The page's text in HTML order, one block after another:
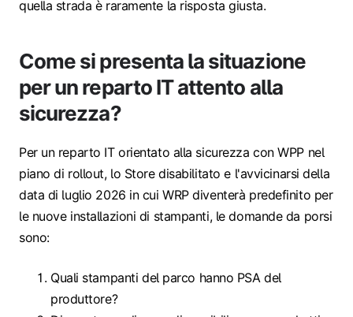
quella strada è raramente la risposta giusta.
Come si presenta la situazione
per un reparto IT attento alla
sicurezza?
Per un reparto IT orientato alla sicurezza con WPP nel
piano di rollout, lo Store disabilitato e l'avvicinarsi della
data di luglio 2026 in cui WRP diventerà predefinito per
le nuove installazioni di stampanti, le domande da porsi
sono:
Quali stampanti del parco hanno PSA del
produttore?